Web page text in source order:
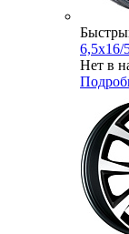
6,5x16/
Нет в